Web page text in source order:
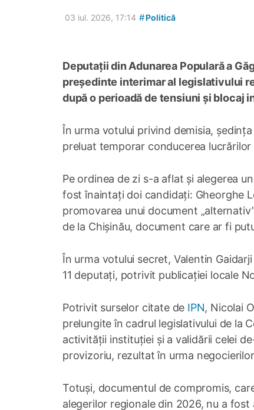
03 iul. 2026, 17:14 #Politică
Deputații din Adunarea Populară a
președinte interimar al legislativului
după o perioadă de tensiuni și blocaj
În urma votului privind demisia,
preluat temporar conducerea lucrărilor
Pe ordinea de zi s-a aflat și alegerea
fost înaintați doi candidați: Gheorghe
promovarea unui document
de la Chișinău, document care ar fi
În urma votului secret, Valentin
11 deputați, potrivit publicației locale
Potrivit surselor citate de IPN, Nicolai
prelungite în cadrul legislativului de la
activității instituției și a validării celei
provizoriu, rezultat în urma
Totuși, documentul de compromis,
alegerilor regionale din 2026, nu a